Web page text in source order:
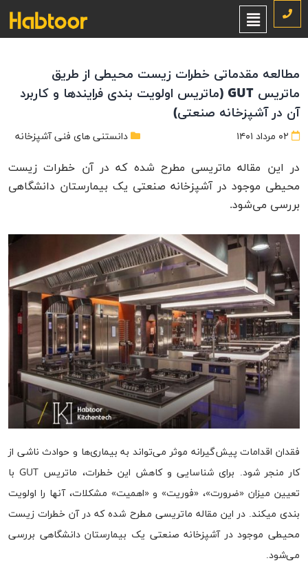
مطالعه مقدماتی خطرات زیست محیطی از طریق
ماتریس GUT (ماتریس اولویت بندی فرایندها و کاربرد
آن در آشپزخانه صنعتی)
۰۲ مرداد ۱۴۰۱ دانستنی های فنی آشپزخانه
در این مقاله ماتریسی مطرح شده که در آن خطرات زیست
محیطی موجود در آشپزخانه صنعتی یک بیمارستان دانشگاهی
بررسی می‌شود.
فقدان اقدامات پیش‌گیرانه موثر می‌تواند به بیماری‌ها و حوادث ناشی از
کار منجر شود. برای شناسایی و کاهش این خطرات، ماتریس GUT با
تعیین میزان «ضرورت»، «فوریت» و «اهمیت» مشکلات، آنها را اولویت
بندی میکند. در این مقاله ماتریسی مطرح شده که در آن خطرات زیست
محیطی موجود در آشپزخانه صنعتی یک بیمارستان دانشگاهی بررسی
می‌شود.